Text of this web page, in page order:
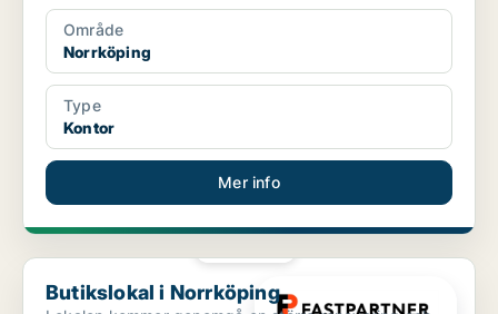
Område
Norrköping
Type
Kontor
Mer info
Butikslokal i Norrköping
Butikslokal i Norrköping